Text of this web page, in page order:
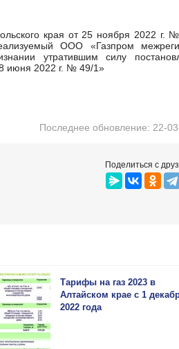
ООО «Газпром
утратившим силу
июня 2022 г. № 49/1»
Последнее обновление: 22-
Поделиться с
Тарифы на газ 2023 в
Алтайском крае с 1
2022 года